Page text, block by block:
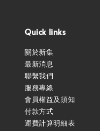
Quick links
關於新集
最新消息
聯繫我們
服務專線
會員權益及須知
付款方式
運費計算明細表